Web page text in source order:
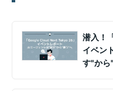
潜入！
イベン
す"か